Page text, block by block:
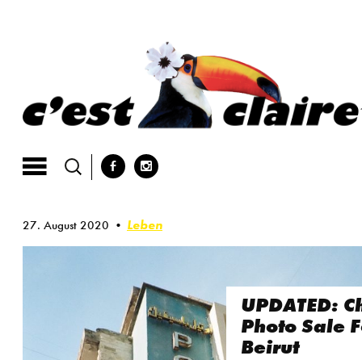
b x
27. August 2020 Leben
UPDATED:
Photo Sale
Beirut